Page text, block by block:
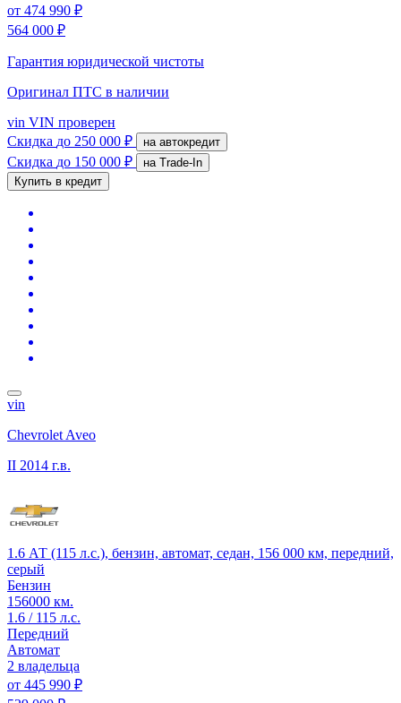
от 474 990 ₽
564 000 ₽
Гарантия юридической чистоты
Оригинал ПТС в наличии
vin VIN проверен
Скидка до 250 000 ₽ на автокредит
Скидка до 150 000 ₽
на Trade-In
Купить в кредит
vin
Chevrolet Aveo
II 2014 г.в.
1.6 АТ (115 л.с.), бензин, автомат, седан, 156 000 км, передний,
серый
Бензин
156000 км.
1.6 / 115 л.с.
Передний
Автомат
2 владельца
от 445 990 ₽